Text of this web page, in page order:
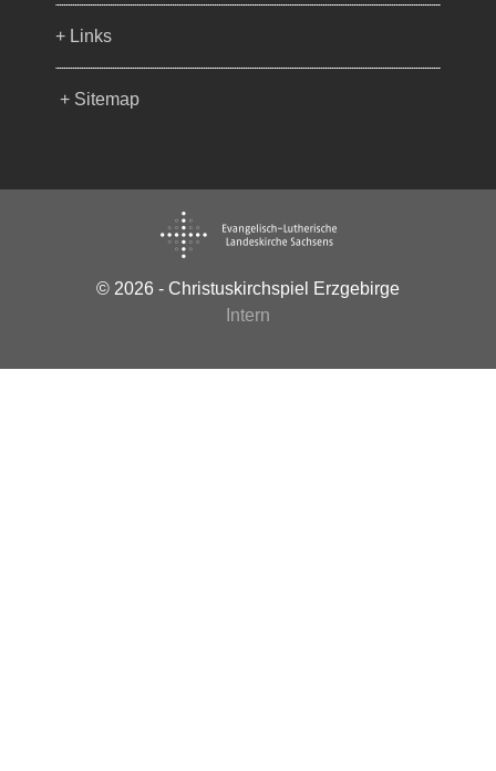
+ Links
+ Sitemap
© 2026 - Christuskirchspiel Erzgebirge
Intern